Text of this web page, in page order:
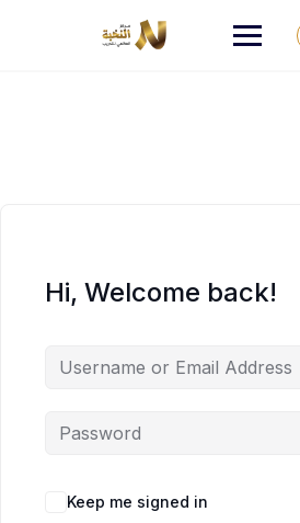
Hi, Welcome back!
Keep me signed in